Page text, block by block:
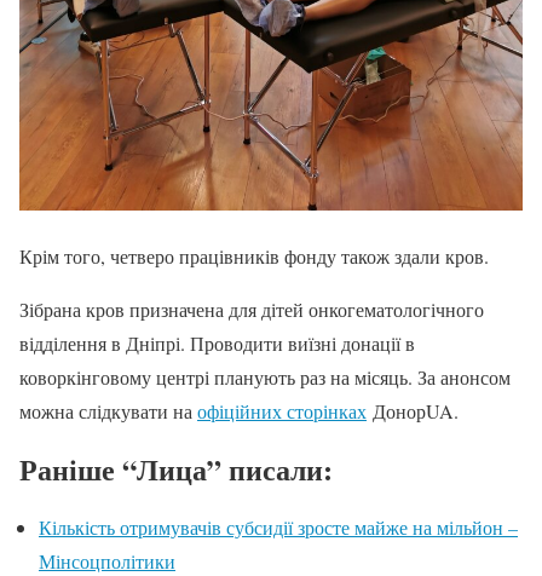
Крім того, четверо працівників фонду також здали кров.
Зібрана кров призначена для дітей онкогематологічного
відділення в Дніпрі. Проводити виїзні донації в
коворкінговому центрі планують раз на місяць. За анонсом
можна слідкувати на офіційних сторінках ДонорUA.
Раніше “Лица” писали:
Кількість отримувачів субсидії зросте майже на мільйон –
Мінсоцполітики